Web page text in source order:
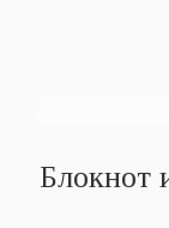
Блокнот